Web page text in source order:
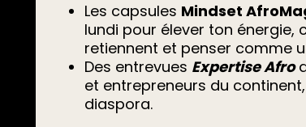
Les capsules Mindset
lundi pour élever ton énergie,
retiennent et penser comme
Des entrevues Expertise Afro
et entrepreneurs du
diaspora.